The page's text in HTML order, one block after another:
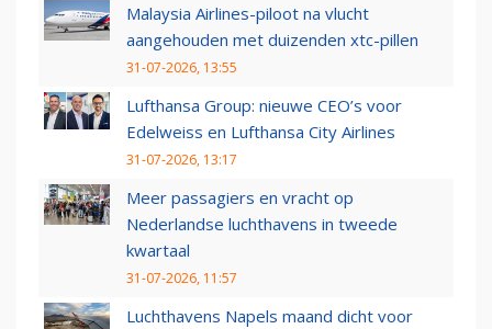
Malaysia Airlines-piloot na vlucht
aangehouden met duizenden xtc-pillen
31-07-2026, 13:55
Lufthansa Group: nieuwe CEO’s voor
Edelweiss en Lufthansa City Airlines
31-07-2026, 13:17
Meer passagiers en vracht op
Nederlandse luchthavens in tweede
kwartaal
31-07-2026, 11:57
Luchthavens Napels maand dicht voor